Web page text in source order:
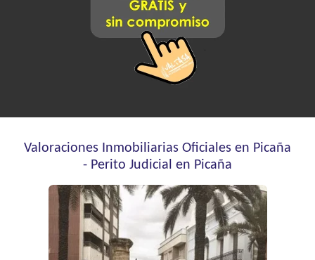
Valoraciones Inmobiliarias Oficiales en Picaña
- Perito Judicial en Picaña